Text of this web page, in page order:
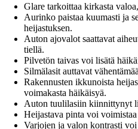
Glare tarkoittaa kirkasta
Aurinko paistaa kuumasti ja
heijastuksen.
Auton ajovalot saattavat
tiellä.
Pilvetön taivas voi lisätä
Silmälasit auttavat
Rakennusten ikkunoista
voimakasta häikäisyä.
Auton tuulilasiin kiinnittynyt
Heijastava pinta voi
Varjojen ja valon kontrasti